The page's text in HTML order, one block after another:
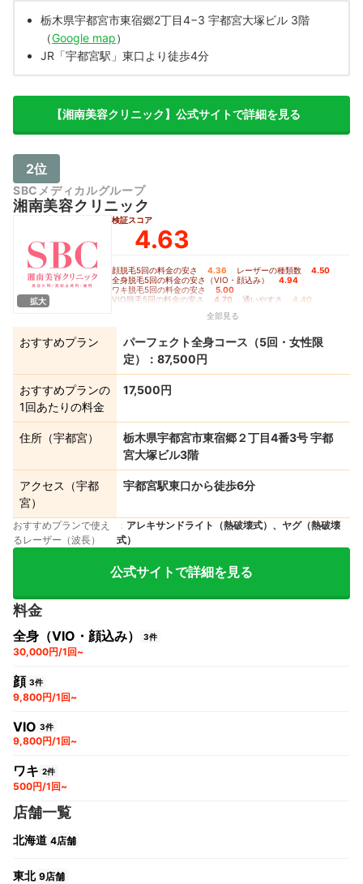
栃木県宇都宮市東宿郷2丁目4−3 宇都宮大塚ビル 3階
（Google map）
JR「宇都宮駅」東口より徒歩4分
【湘南美容クリニック】公式サイトで詳細を見る
2位
SBCメディカルグループ
湘南美容クリニック
拡大
検証スコア
4.63
顔脱毛5回の料金の安さ 4.36 レーザーの種類数 4.50
全身脱毛5回の料金の安さ（VIO・顔込み） 4.94
ワキ脱毛5回の料金の安さ 5.00
VIO脱毛5回の料金の安さ 4.70 通いやすさ
4.40
全部見る
おすすめプラン
パーフェクト全身コース（5回・女性限
定）：87,500円
おすすめプランの
1回あたりの料金
17,500円
住所（宇都宮）
栃木県宇都宮市東宿郷２丁目4番3号 宇都
宮大塚ビル3階
アクセス（宇都
宮）
宇都宮駅東口から徒歩6分
おすすめプランで使え
るレーザー（波長）
アレキサンドライト（熱破壊式）、ヤグ（熱破壊
式）
公式サイトで詳細を見る
料金
全身（VIO・顔込み） 3件
30,000円/1回~
顔 3件
9,800円/1回~
VIO 3件
9,800円/1回~
ワキ 2件
500円/1回~
店舗一覧
北海道 4店舗
東北 9店舗